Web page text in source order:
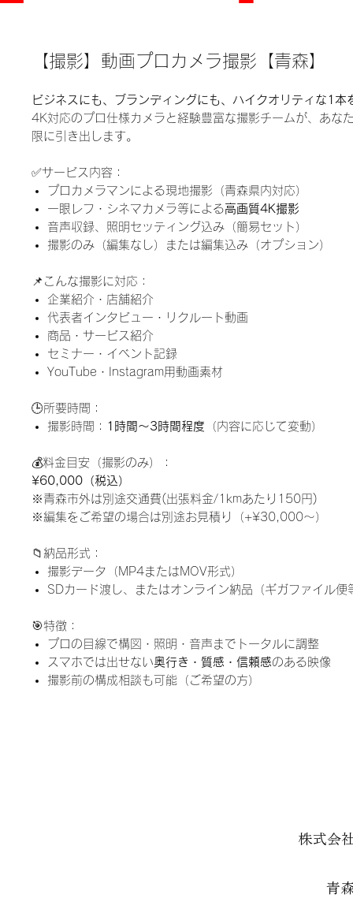
【撮影】動画プロカメラ撮影【青森】
ビジネスにも、ブランディングにも、ハイクオリティな1本
4K対応のプロ仕様カメラと経験豊富な撮影チームが、あな
限に引き出します。
✅サービス内容：
プロカメラマンによる現地撮影（青森県内対応）
一眼レフ・シネマカメラ等による高画質4K撮影
音声収録、照明セッティング込み（簡易セット）
撮影のみ（編集なし）または編集込み（オプション）
📌こんな撮影に対応：
企業紹介・店舗紹介
代表者インタビュー・リクルート動画
商品・サービス紹介
セミナー・イベント記録
YouTube・Instagram用動画素材
🕒所要時間：
撮影時間： 1時間〜3時間程度 （内容に応じて変動）
💰料金目安（撮影のみ）：
¥60,000（税込）
※青森市外は別途交通費(出張料金/1kmあたり150円)
※編集をご希望の場合は別途お見積り（+¥30,000〜）
📁納品形式：
撮影データ（MP4またはMOV形式）
SDカード渡し、またはオンライン納品（ギガファイル便
🎯特徴：
プロの目線で構図・照明・音声までトータルに調整
スマホでは出せない奥行き・質感・信頼感のある映像
撮影前の構成相談も可能（ご希望の方）
株式会
青